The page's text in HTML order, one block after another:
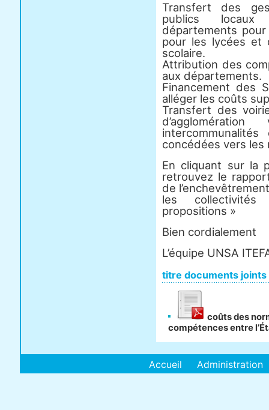
Transfert des
publics locaux
départements
pour les lycées et
scolaire.
Attribution des
aux départements.
Financement des
alléger les coûts
Transfert des
concédées vers les
En cliquant sur la
retrouvez le
de
les
propositions »
Bien cordialement
L’équipe UNSA
titre documents joints
coûts des
compétences entre
Accueil Administration